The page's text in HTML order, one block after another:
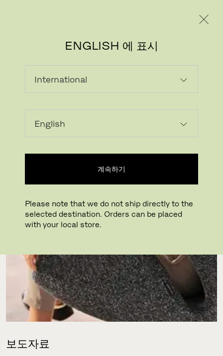
ENGLISH 에 표시
계속하기
Please note that we do not ship directly to the
selected destination. Orders can be placed
with your local store.
MEET US HERE
우리는 일년 내내 여러 박람회와 행사에 참가하고 있
보도자료